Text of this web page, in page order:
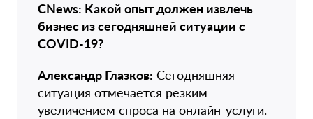
CNews: Какой опыт должен извлечь
бизнес из сегодняшней ситуации с
COVID-19?
Александр Глазков: Сегодняшняя
ситуация отмечается резким
увеличением спроса на онлайн-услуги.